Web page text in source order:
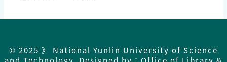
© 2025 》 National Yunlin University of Science